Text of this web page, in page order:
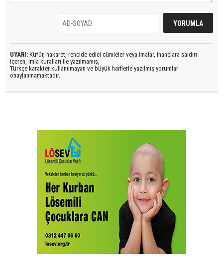
UYARI: Küfür, hakaret, rencide edici cümleler veya imalar, inançlara saldırı
içeren, imla kuralları ile yazılmamış,
Türkçe karakter kullanılmayan ve büyük harflerle yazılmış yorumlar
onaylanmamaktadır.